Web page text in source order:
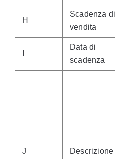
H
Scadenza di
vendita
Data di
scadenza
J Descrizione